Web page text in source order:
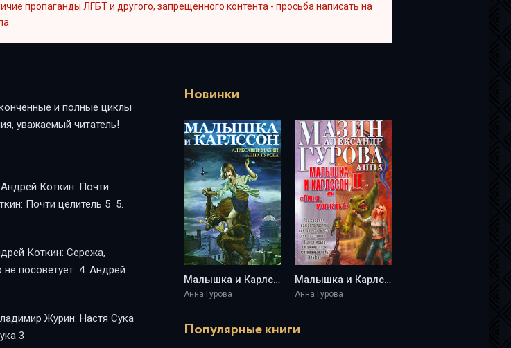
пропаганды ЛГБТ и другого, запрещенного контента - просьба написать на
и полные циклы
уважаемый читатель!
Сука 3
Новинки
Малышка и Карлссон - Анна Гурова
Анна Гурова
Малышка и Карлссон-2, или &quot;Пища, молчать!&quot; - Анна Гурова
Анна Гурова
Популярные книги